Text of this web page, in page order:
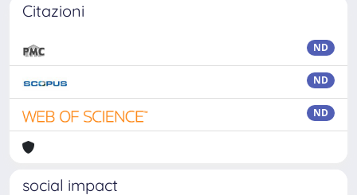
Citazioni
ND
ND
ND
social impact